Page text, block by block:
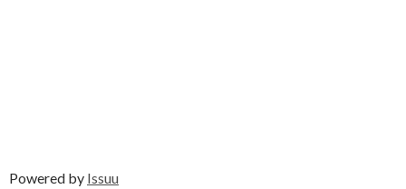
Powered by Issuu